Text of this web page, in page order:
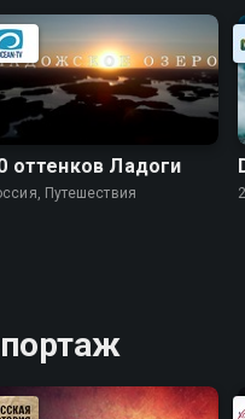
оттенков Ладоги
Путешествия